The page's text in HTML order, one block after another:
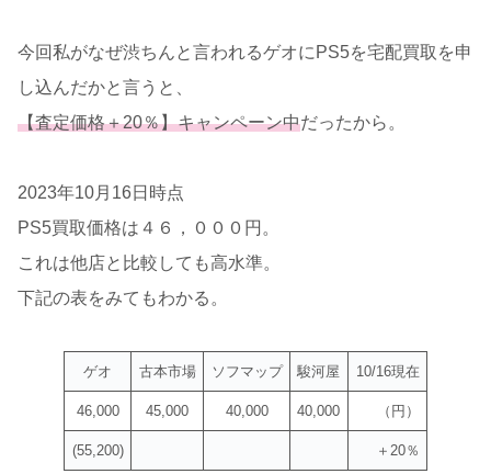
今回私がなぜ渋ちんと言われるゲオにPS5を宅配買取を申
し込んだかと言うと、
【査定価格＋20％】キャンペーン中だったから。
2023年10月16日時点
PS5買取価格は４６，０００円。
これは他店と比較しても高水準。
下記の表をみてもわかる。
ゲオ 古本市場 ソフマップ 駿河屋 10/16現在
46,000 45,000 40,000 40,000 （円）
(55,200) ＋20％